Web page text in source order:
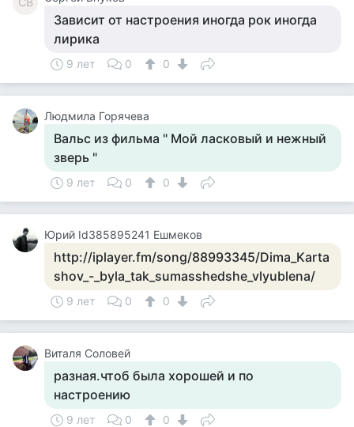
Зависит от настроения иногда рок иногда
лирика
9 лет 0 0
Людмила Горячева
Вальс из фильма " Мой ласковый и нежный
зверь "
9 лет 0 0
Юрий Id385895241 Ешмеков
http://iplayer.fm/song/88993345/Dima_Karta
shov_-_byla_tak_sumasshedshe_vlyublena/
9 лет 0 0
Виталя Соловей
разная.чтоб была хорошей и по
настроению
9 лет 0 0